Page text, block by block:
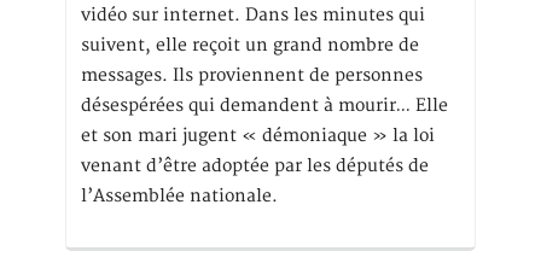
vidéo sur internet. Dans les minutes qui
suivent, elle reçoit un grand nombre de
messages. Ils proviennent de personnes
désespérées qui demandent à mourir… Elle
et son mari jugent « démoniaque » la loi
venant d’être adoptée par les députés de
l’Assemblée nationale.